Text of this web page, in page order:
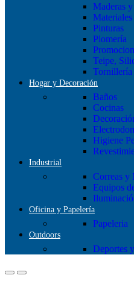
Maderas
Pinturas
Plomería
Teipe,
Tornillería
Hogar y Decoración
Baños
Cocinas
Higiene
Industrial
Correas y
Equipos
Oficina y Papelería
Papeleria
Outdoors
Deportes